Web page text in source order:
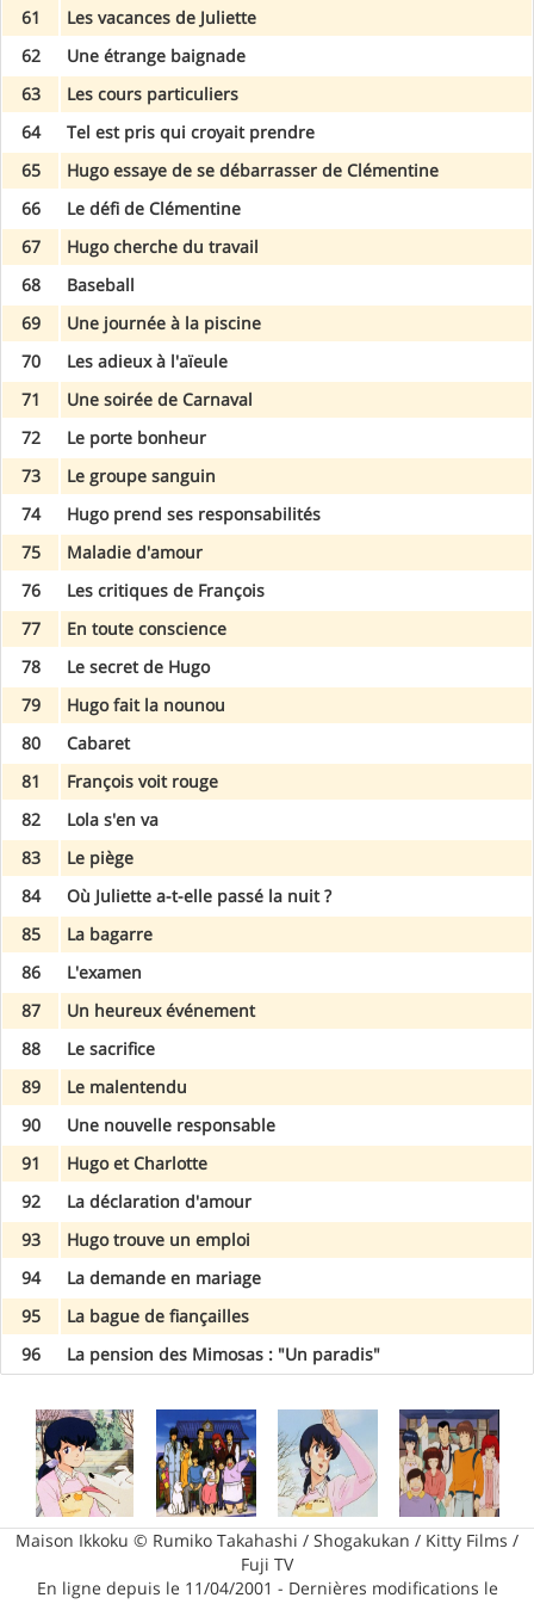
61
Les vacances de Juliette
62
Une étrange baignade
63
Les cours particuliers
64
Tel est pris qui croyait prendre
65
Hugo essaye de se débarrasser de Clémentine
66
Le défi de Clémentine
67
Hugo cherche du travail
68
Baseball
69
Une journée à la piscine
70
Les adieux à l'aïeule
71
Une soirée de Carnaval
72
Le porte bonheur
73
Le groupe sanguin
74
Hugo prend ses responsabilités
75
Maladie d'amour
76
Les critiques de François
77
En toute conscience
78
Le secret de Hugo
79
Hugo fait la nounou
80
Cabaret
81
François voit rouge
82
Lola s'en va
83
Le piège
84
Où Juliette a-t-elle passé la nuit ?
85
La bagarre
86
L'examen
87
Un heureux événement
88
Le sacrifice
89
Le malentendu
90
Une nouvelle responsable
91
Hugo et Charlotte
92
La déclaration d'amour
93
Hugo trouve un emploi
94
La demande en mariage
95
La bague de fiançailles
96
La pension des Mimosas : "Un paradis"
Maison Ikkoku © Rumiko Takahashi / Shogakukan / Kitty Films /
Fuji TV
En ligne depuis le 11/04/2001 - Dernières modifications le